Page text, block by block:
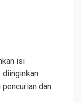
isi
diinginkan
dan